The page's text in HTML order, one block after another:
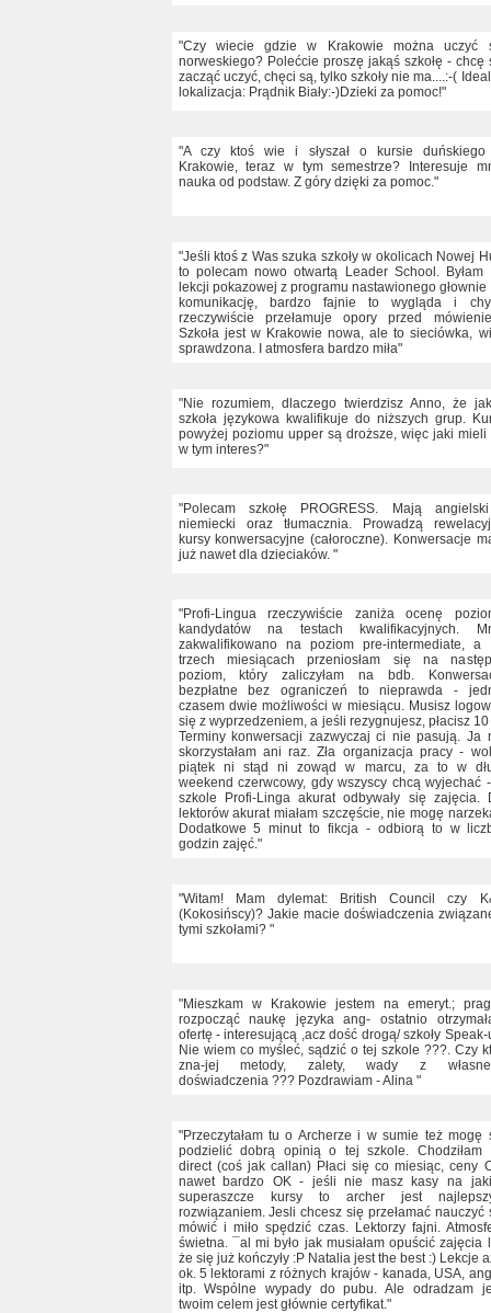
"Czy wiecie gdzie w Krakowie można uczyć
norweskiego? Polećcie proszę jakąś szkołę - chcę
zacząć uczyć, chęci są, tylko szkoły nie ma....:-(
lokalizacja: Prądnik Biały:-)Dzieki za pomoc!"
"A czy ktoś wie i słyszał o kursie
Krakowie, teraz w tym semestrze? Interesuje
nauka od podstaw. Z góry dzięki za pomoc."
"Jeśli ktoś z Was szuka szkoły w okolicach Nowej
to polecam nowo otwartą Leader School. Byłam
lekcji pokazowej z programu nastawionego głownie
komunikację, bardzo fajnie to wygląda i
rzeczywiście przełamuje opory przed
Szkoła jest w Krakowie nowa, ale to sieciówka,
sprawdzona. I atmosfera bardzo miła"
"Nie rozumiem, dlaczego twierdzisz Anno, że
szkoła językowa kwalifikuje do niższych grup.
powyżej poziomu upper są droższe, więc jaki mieli
w tym interes?"
"Polecam szkołę PROGRESS. Mają
niemiecki oraz tłumacznia. Prowadzą
kursy konwersacyjne (całoroczne). Konwersacje
już nawet dla dzieciaków. "
"Profi-Lingua rzeczywiście zaniża ocenę
kandydatów na testach kwalifikacyjnych.
zakwalifikowano na poziom pre-intermediate, a
trzech miesiącach przeniosłam się na
poziom, który zaliczyłam na bdb.
bezpłatne bez ograniczeń to nieprawda -
czasem dwie możliwości w miesiącu. Musisz
się z wyprzedzeniem, a jeśli rezygnujesz, płacisz 10
Terminy konwersacji zazwyczaj ci nie pasują. Ja
skorzystałam ani raz. Zła organizacja pracy -
piątek ni stąd ni zowąd w marcu, za to w
weekend czerwcowy, gdy wszyscy chcą wyjechać
szkole Profi-Linga akurat odbywały się zajęcia.
lektorów akurat miałam szczęście, nie mogę
Dodatkowe 5 minut to fikcja - odbiorą to w
godzin zajęć."
"Witam! Mam dylemat: British Council czy
(Kokosińscy)? Jakie macie doświadczenia
tymi szkołami? "
"Mieszkam w Krakowie jestem na emeryt.;
rozpocząć naukę języka ang- ostatnio
ofertę - interesującą ,acz dość drogą/ szkoły Speak-
Nie wiem co myśleć, sądzić o tej szkole ???. Czy
zna-jej metody, zalety, wady z
doświadczenia ??? Pozdrawiam - Alina "
"Przeczytałam tu o Archerze i w sumie też mogę
podzielić dobrą opinią o tej szkole. Chodziłam
direct (coś jak callan) Płaci się co miesiąc, ceny
nawet bardzo OK - jeśli nie masz kasy na
superaszcze kursy to archer jest
rozwiązaniem. Jesli chcesz się przełamać nauczyć
mówić i miło spędzić czas. Lektorzy fajni.
świetna. ¯al mi było jak musiałam opuścić zajęcia
że się już kończyły :P Natalia jest the best :) Lekcje
ok. 5 lektorami z różnych krajów - kanada, USA,
itp. Wspólne wypady do pubu. Ale odradzam
twoim celem jest głównie certyfikat."